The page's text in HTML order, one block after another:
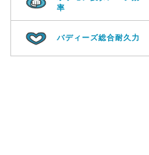
率
バディーズ総合耐久力